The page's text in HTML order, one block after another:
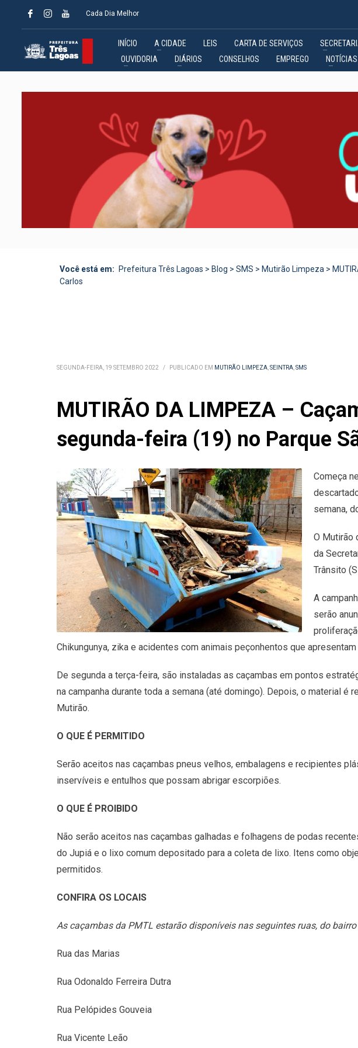
Cada Dia Melhor
INÍCIO A CIDADE LEIS CARTA DE SERVIÇOS
OUVIDORIA
DIÁRIOS CONSELHOS EMPREGO NOTÍCIAS
Você está em: Prefeitura Três Lagoas > Blog > SMS > Mutirão Limpeza >
Carlos
SEGUNDA-FEIRA, 19 SETEMBRO 2022 / PUBLICADO EM MUTIRÃO LIMPEZA,SEINTRA,SMS
MUTIRÃO DA LIMPEZA –
segunda-feira (19) no Parque
Começa
semana,
O Mutirão
da
Trânsito
A
serão
Chikungunya, zika e acidentes com animais peçonhentos que
De segunda a terça-feira, são instaladas as caçambas em pontos
na campanha durante toda a semana (até domingo). Depois, o material
Mutirão.
O QUE É PERMITIDO
Serão aceitos nas caçambas pneus velhos, embalagens e recipientes
inservíveis e entulhos que possam abrigar escorpiões.
O QUE É PROIBIDO
Não serão aceitos nas caçambas galhadas e folhagens de podas
do Jupiá e o lixo comum depositado para a coleta de lixo. Itens como
permitidos.
CONFIRA OS LOCAIS
As caçambas da PMTL estarão disponíveis nas seguintes ruas, do
Rua das Marias
Rua Odonaldo Ferreira Dutra
Rua Pelópides Gouveia
Rua Vicente Leão